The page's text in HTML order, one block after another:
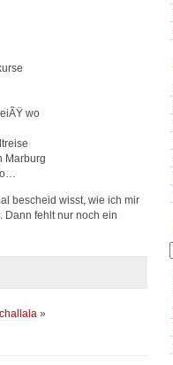
wo
Marburg
bescheid wisst, wie ich mir
Dann fehlt nur noch ein
»